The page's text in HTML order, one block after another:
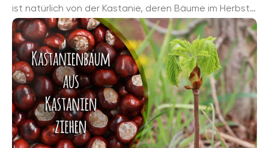
ist natürlich von der Kastanie, deren Bäume im Herbst
so ...